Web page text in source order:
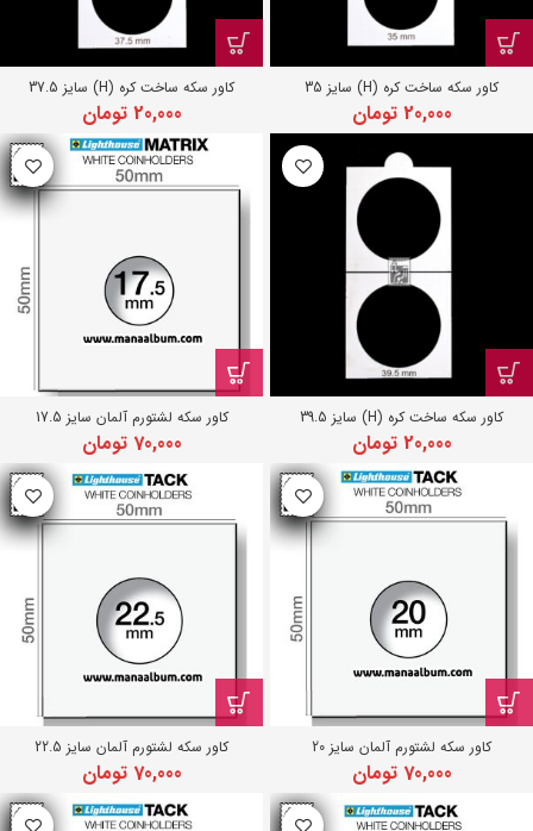
کاور سکه ساخت کره (H) سایز 35
20,000 تومان
کاور سکه ساخت کره (H) سایز 37.5
20,000 تومان
کاور سکه ساخت کره (H) سایز 39.5
20,000 تومان
کاور سکه لشتورم آلمان سایز 17.5
70,000 تومان
کاور سکه لشتورم آلمان سایز 20
70,000 تومان
کاور سکه لشتورم آلمان سایز 22.5
70,000 تومان